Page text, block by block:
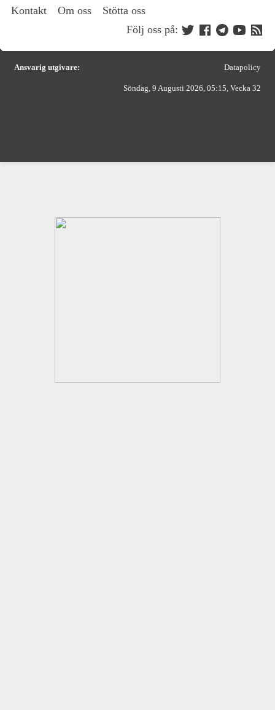
Kontakt Om oss
Stötta oss
Följ oss på:
Ansvarig utgivare: Datapolicy
Söndag, 9 Augusti 2026, 05:15, Vecka 32